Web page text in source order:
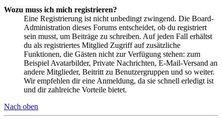
Wozu muss ich mich registrieren?
Eine Registrierung ist nicht unbedingt zwingend. Die Board-
Administration dieses Forums entscheidet, ob du registriert
sein musst, um Beiträge zu schreiben. Auf jeden Fall erhältst
du als registriertes Mitglied Zugriff auf zusätzliche
Funktionen, die Gästen nicht zur Verfügung stehen: zum
Beispiel Avatarbilder, Private Nachrichten, E-Mail-Versand an
andere Mitglieder, Beitritt zu Benutzergruppen und so weiter.
Wir empfehlen dir eine Anmeldung, da sie schnell erledigt ist
und dir zahlreiche Vorteile bietet.
Nach oben